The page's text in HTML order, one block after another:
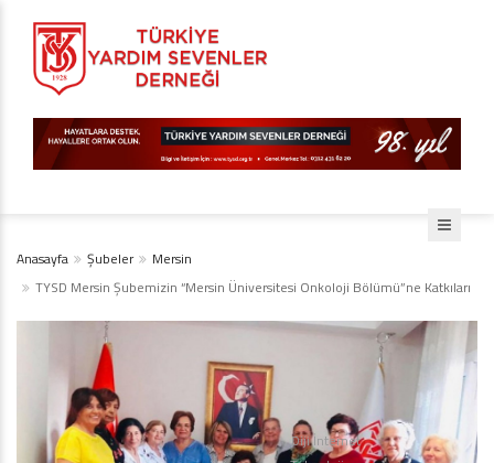
Anasayfa Şubeler
Mersin
TYSD Mersin Şubemizin “Mersin Üniversitesi Onkoloji Bölümü”ne Katkıları
Diji İnternet